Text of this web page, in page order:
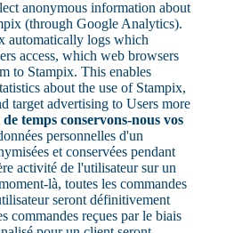
anonymous information about
(through Google Analytics).
automatically logs which
access, which web browsers
to Stampix. This enables
about the use of Stampix,
target advertising to Users more
temps conservons-nous vos
personnelles d'un
et conservées pendant
activité de l'utilisateur sur un
là, toutes les commandes
seront définitivement
commandes reçues par le biais